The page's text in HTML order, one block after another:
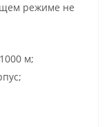
режиме не
м;